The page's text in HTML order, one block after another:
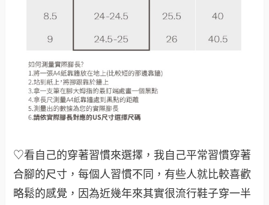
♡看自己的穿著習慣來選擇，我自己平常習慣穿著
合腳的尺寸，每個人習慣不同，有些人就比較喜歡
略鬆的感覺，因為近幾年來其實很流行鞋子穿一半